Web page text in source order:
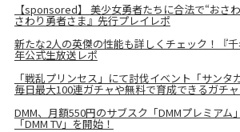
【sponsored】 美少女勇者たちに合法で“おさ
さわり勇者さま』先行プレイレポ
新たな2人の英傑の性能も詳しくチェック！『
年公式生放送レポ
「戦乱プリンセス」にて討伐イベント「サン
毎日最大100連ガチャや無料で育成できるガチ
DMM、月額550円のサブスク「DMMプレミアム
「DMM TV」を開始！